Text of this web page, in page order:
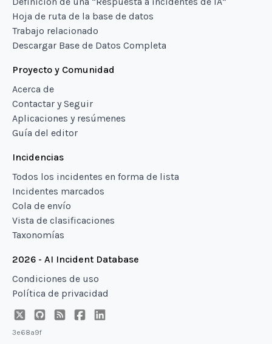
Hoja de ruta de la base de datos
Trabajo relacionado
Descargar Base de Datos Completa
Proyecto y Comunidad
Acerca de
Contactar y Seguir
Aplicaciones y resúmenes
Guía del editor
Incidencias
Todos los incidentes en forma de lista
Incidentes marcados
Cola de envío
Vista de clasificaciones
Taxonomías
2026 - AI Incident Database
Condiciones de uso
Política de privacidad
3e68a9f